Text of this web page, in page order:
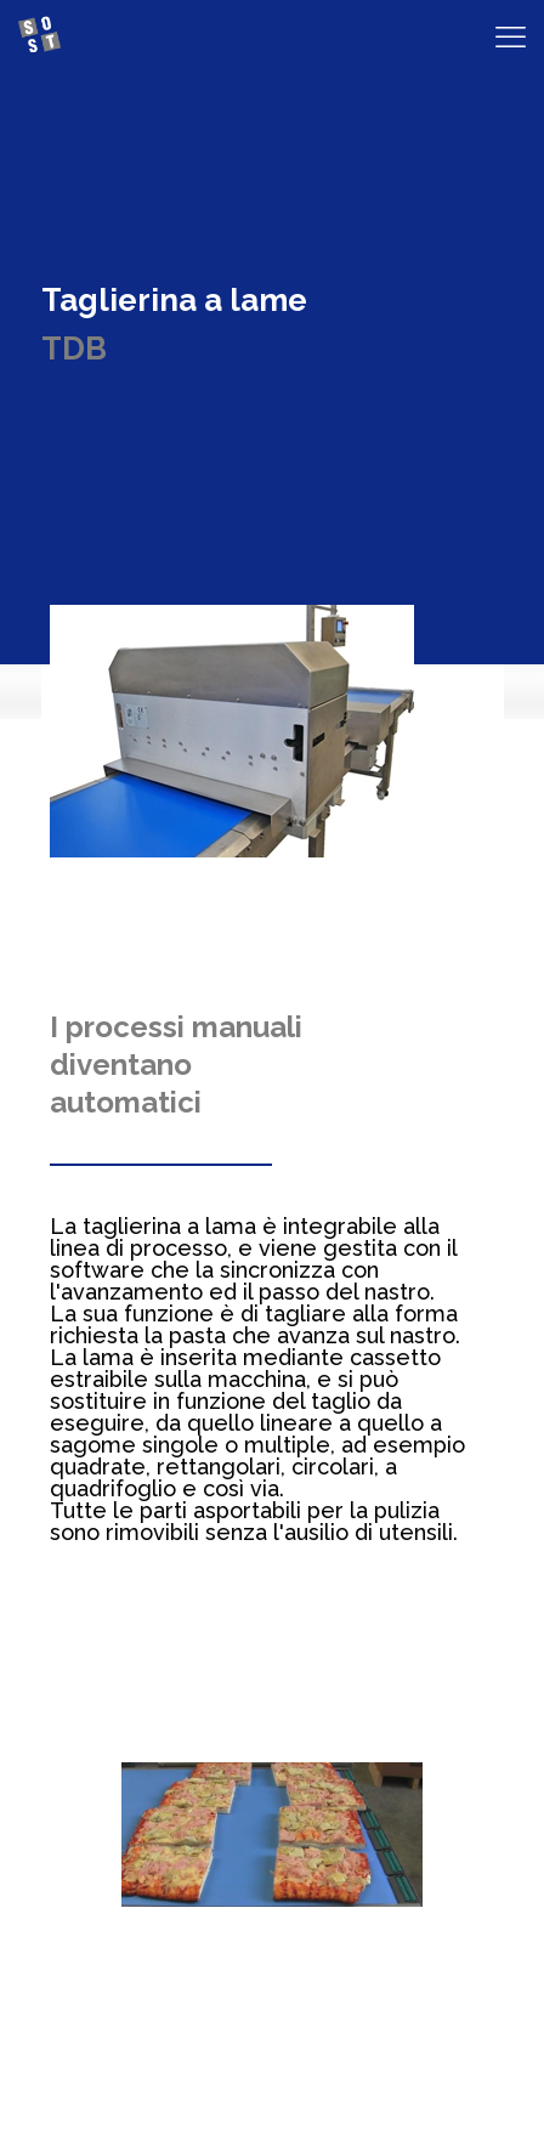
Taglierina a lame
TDB
I processi manuali
diventano
automatici
La taglierina a lama è integrabile alla
linea di processo, e viene gestita con il
software che la sincronizza con
l'avanzamento ed il passo del nastro.
La sua funzione è di tagliare alla forma
richiesta la pasta che avanza sul nastro.
La lama è inserita mediante cassetto
estraibile sulla macchina, e si può
sostituire in funzione del taglio da
eseguire, da quello lineare a quello a
sagome singole o multiple, ad esempio
quadrate, rettangolari, circolari, a
quadrifoglio e così via.
Tutte le parti asportabili per la pulizia
sono rimovibili senza l'ausilio di utensili.